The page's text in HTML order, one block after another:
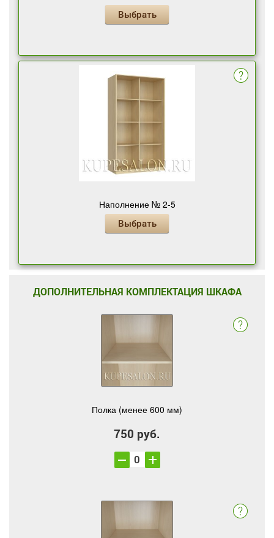
Выбрать
Наполнение № 2-5
Выбрать
ДОПОЛНИТЕЛЬНАЯ КОМПЛЕКТАЦИЯ ШКАФА
Полка (менее 600 мм)
750 руб.